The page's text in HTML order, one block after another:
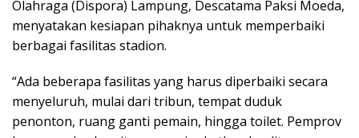
Olahraga (Dispora) Lampung, Descatama Paksi Moeda,
menyatakan kesiapan pihaknya untuk memperbaiki
berbagai fasilitas stadion.
“Ada beberapa fasilitas yang harus diperbaiki secara
menyeluruh, mulai dari tribun, tempat duduk
penonton, ruang ganti pemain, hingga toilet. Pemprov